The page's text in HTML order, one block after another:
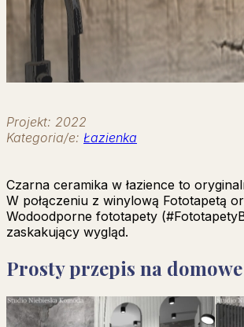
Projekt: 2022
Kategoria/e: Łazienka
Czarna ceramika w łazience to
W połączeniu z winylową Fototapetą
Wodoodporne fototapety
zaskakujący wygląd.
Prosty przepis na